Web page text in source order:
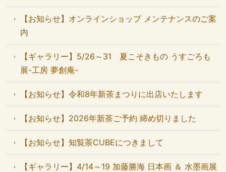
【お知らせ】オンラインショップ メンテナンスのご案
内
【ギャラリー】5/26～31 夏こそきもの うすごろも
展-工房 夢創庵-
【お知らせ】令和8年新茶まつりに出店いたします
【お知らせ】2026年新茶ご予約 締め切りました
【お知らせ】知覧茶CUBEにつきまして
【ギャラリー】4/14～19 加藤勝海 日本画 ＆ 水墨画展